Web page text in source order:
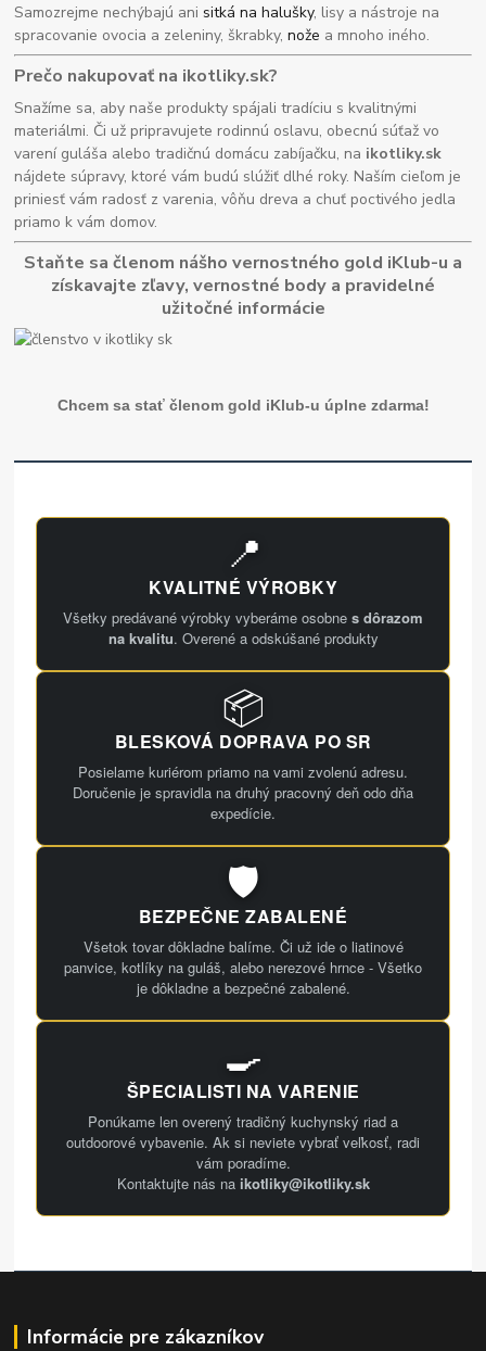
Samozrejme nechýbajú anisitká na halušky, lisy a nástroje na
spracovanie ovocia a zeleniny, škrabky,nože a mnoho iného.
Prečo nakupovať na ikotliky.sk?
Snažíme sa, aby naše produkty spájali tradíciu s kvalitnými
materiálmi. Či už pripravujete rodinnú oslavu, obecnú súťaž vo
varení guláša alebo tradičnú domácu zabíjačku, na ikotliky.sk
nájdete súpravy, ktoré vám budú slúžiť dlhé roky. Naším cieľom je
priniesť vám radosť z varenia, vôňu dreva a chuť poctivého jedla
priamo k vám domov.
Staňte sa členom nášho vernostného gold iKlub-u a
získavajte zľavy, vernostné body a pravidelné
užitočné informácie
Chcem sa stať členom gold iKlub-u úplne zdarma!
📍
KVALITNÉ VÝROBKY
Všetky predávané výrobky vyberáme osobne s dôrazom
na kvalitu. Overené a odskúšané produkty
📦
BLESKOVÁ DOPRAVA PO SR
Posielame kuriérom priamo na vami zvolenú adresu.
Doručenie je spravidla na druhý pracovný deň odo dňa
expedície.
🛡️
BEZPEČNE ZABALENÉ
Všetok tovar dôkladne balíme. Či už ide o liatinové
panvice, kotlíky na guláš, alebo nerezové hrnce - Všetko
je dôkladne a bezpečné zabalené.
🍳
ŠPECIALISTI NA VARENIE
Ponúkame len overený tradičný kuchynský riad a
outdoorové vybavenie. Ak si neviete vybrať veľkosť, radi
vám poradíme.
Kontaktujte nás na ikotliky@ikotliky.sk
Informácie pre zákazníkov